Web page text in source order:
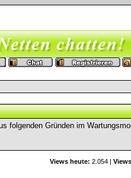
folgenden Gründen im
Views heute: 2.054 |